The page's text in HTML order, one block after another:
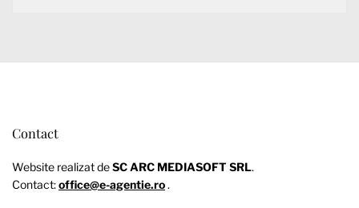
Contact
Website realizat deSC ARC MEDIASOFT SRL.
Contact:office@e-agentie.ro.